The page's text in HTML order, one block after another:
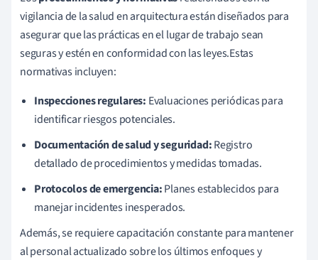
vigilancia de la salud en arquitectura están diseñados para
asegurar que las prácticas en el lugar de trabajo sean
seguras y estén en conformidad con las leyes.Estas
normativas incluyen:
Inspecciones regulares: Evaluaciones periódicas para
identificar riesgos potenciales.
Documentación de salud y seguridad:Registro
detallado de procedimientos y medidas tomadas.
Protocolos de emergencia:Planes establecidos para
manejar incidentes inesperados.
Además, se requiere capacitación constante para mantener
al personal actualizado sobre los últimos enfoques y